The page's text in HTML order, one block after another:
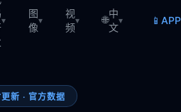
▾
图
像
▾
视
频
▾ 🌐
中
文
▾ 📱
新 · 官方数据